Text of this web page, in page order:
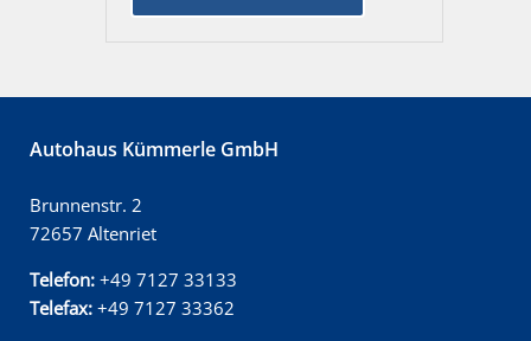
Autohaus Kümmerle GmbH
Brunnenstr. 2
72657 Altenriet
Telefon: +49 7127 33133
Telefax: +49 7127 33362